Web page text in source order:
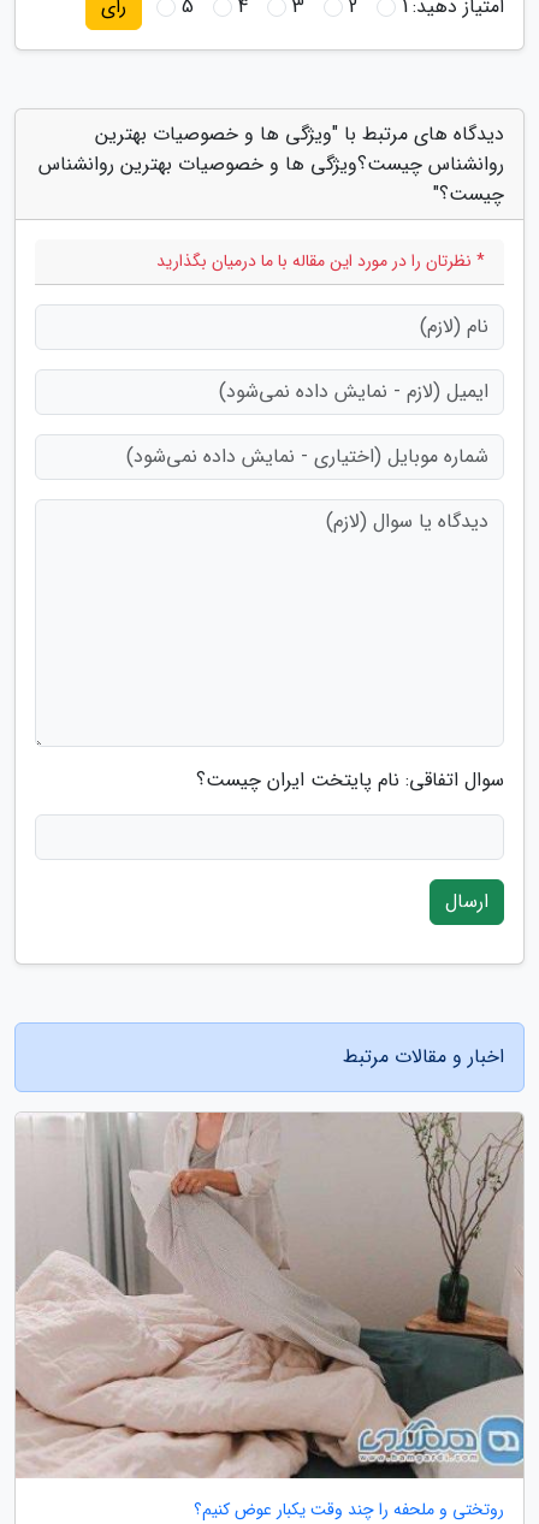
امتیاز دهید:1
2
3
4
5 رای
دیدگاه های مرتبط با "ویژگی ها و خصوصیات بهترین
روانشناس چیست؟ویژگی ها و خصوصیات بهترین روانشناس
چیست؟"
* نظرتان را در مورد این مقاله با ما درمیان بگذارید
سوال اتفاقی: نام پایتخت ایران چیست؟
ارسال
اخبار و مقالات مرتبط
روتختی و ملحفه را چند وقت یکبار عوض کنیم؟